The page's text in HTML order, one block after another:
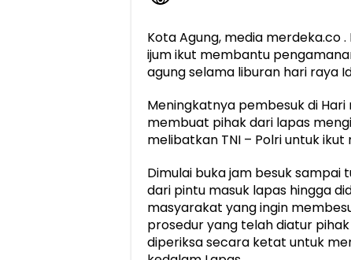
Kota Agung, media merdeka.co
ijum ikut membantu
agung selama liburan hari raya
Meningkatnya pembesuk di Hari
membuat pihak dari lapas
melibatkan TNI – Polri untuk
Dimulai buka jam besuk sampai
dari pintu masuk lapas hingga
masyarakat yang ingin
prosedur yang telah diatur
diperiksa secara ketat untuk